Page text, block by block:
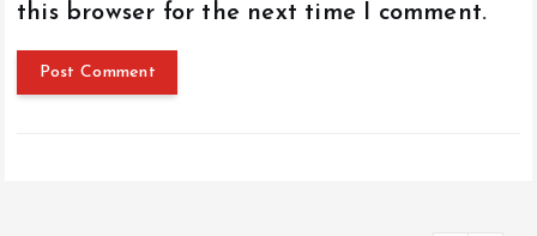
this browser for the next time I comment.